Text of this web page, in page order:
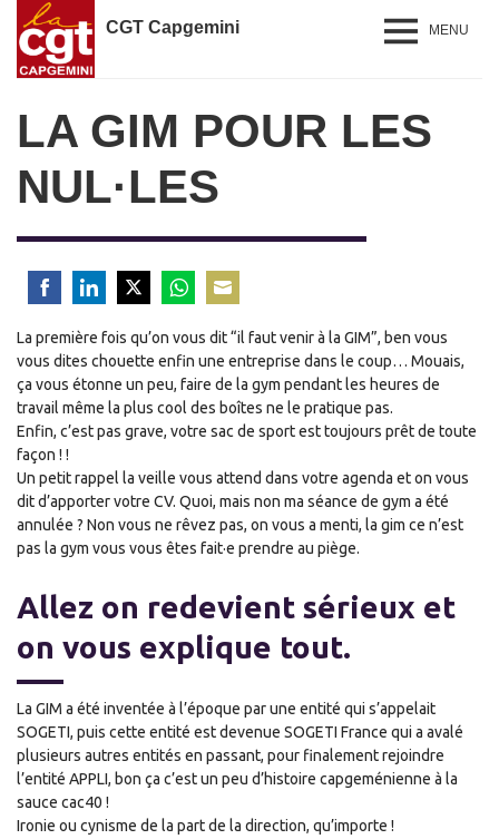
CGT Capgemini MENU
LA GIM POUR LES
NUL·LES
on
Facebook
on
LinkedIn
on
Twitter
on
WhatsApp
on
Email
La première fois qu’on vous dit “il faut venir à la GIM”, ben vous
vous dites chouette enfin une entreprise dans le coup… Mouais,
ça vous étonne un peu, faire de la gym pendant les heures de
travail même la plus cool des boîtes ne le pratique pas.
Enfin, c’est pas grave, votre sac de sport est toujours prêt de toute
façon ! !
Un petit rappel la veille vous attend dans votre agenda et on vous
dit d’apporter votre CV. Quoi, mais non ma séance de gym a été
annulée ? Non vous ne rêvez pas, on vous a menti, la gim ce n’est
pas la gym vous vous êtes fait·e prendre au piège.
Allez on redevient sérieux et
on vous explique tout.
La GIM a été inventée à l’époque par une entité qui s’appelait
SOGETI, puis cette entité est devenue SOGETI France qui a avalé
plusieurs autres entités en passant, pour finalement rejoindre
l’entité APPLI, bon ça c’est un peu d’histoire capgeménienne à la
sauce cac40 !
Ironie ou cynisme de la part de la direction, qu’importe !